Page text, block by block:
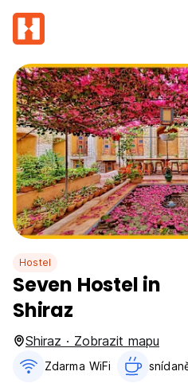
Hostel
Seven Hostel in
Shiraz
Shiraz · Zobrazit mapu
Zdarma WiFi